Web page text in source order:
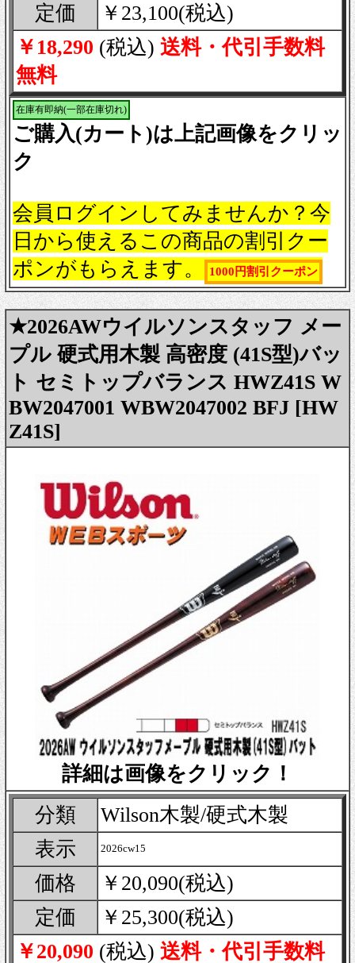
定価
￥23,100(税込)
￥18,290 (税込) 送料・代引手数料
無料
在庫有即納(一部在庫切れ)
ご購入(カート)は上記画像をクリッ
ク
会員ログインしてみませんか？今
日から使えるこの商品の割引クー
ポンがもらえます。
1000円割引クーポン
★2026AWウイルソンスタッフ メー
プル 硬式用木製 高密度 (41S型)バッ
ト セミトップバランス HWZ41S W
BW2047001 WBW2047002 BFJ [HW
Z41S]
詳細は画像をクリック！
分類
Wilson木製/硬式木製
表示
2026cw15
価格
￥20,090(税込)
定価
￥25,300(税込)
￥20,090 (税込) 送料・代引手数料